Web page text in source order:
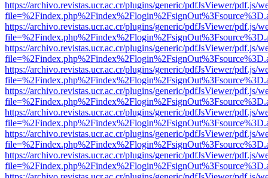
https://archivo.revistas.ucr.ac.cr/plugins/generic/pdfJsViewer/pdf.js/
https://archivo.revistas.ucr.ac.cr/plugins/generic/pdfJsViewer/pdf.js/
https://archivo.revistas.ucr.ac.cr/plugins/generic/pdfJsViewer/pdf.js/
https://archivo.revistas.ucr.ac.cr/plugins/generic/pdfJsViewer/pdf.js/
https://archivo.revistas.ucr.ac.cr/plugins/generic/pdfJsViewer/pdf.js/
https://archivo.revistas.ucr.ac.cr/plugins/generic/pdfJsViewer/pdf.js/
https://archivo.revistas.ucr.ac.cr/plugins/generic/pdfJsViewer/pdf.js/
https://archivo.revistas.ucr.ac.cr/plugins/generic/pdfJsViewer/pdf.js/